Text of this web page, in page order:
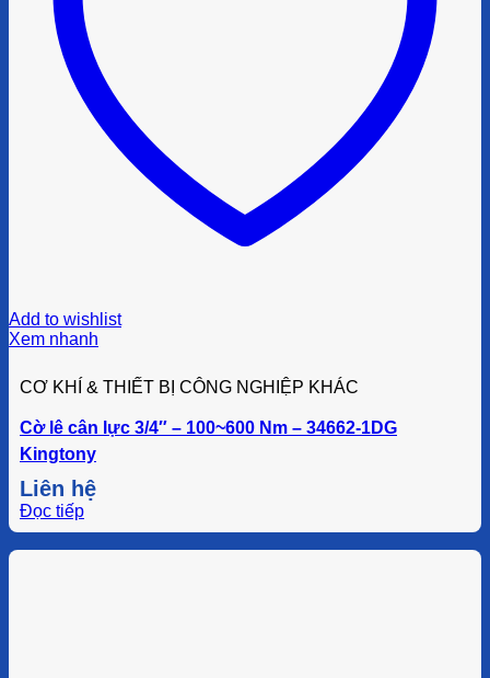
Add to wishlist
Xem nhanh
CƠ KHÍ & THIẾT BỊ CÔNG NGHIỆP KHÁC
Cờ lê cân lực 3/4″ – 100~600 Nm – 34662-1DG
Kingtony
Liên hệ
Đọc tiếp